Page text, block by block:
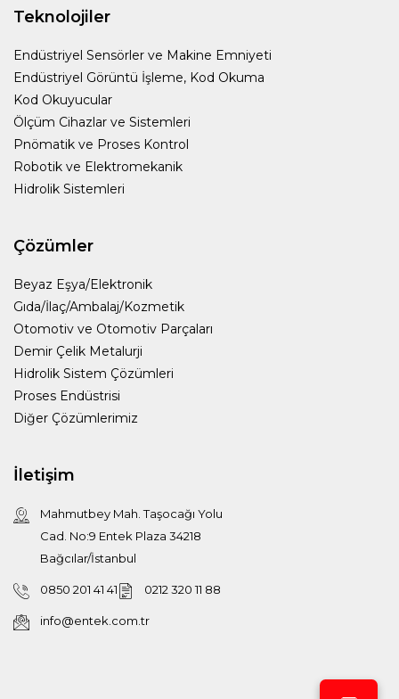
Teknolojiler
Endüstriyel Sensörler ve Makine Emniyeti
Endüstriyel Görüntü İşleme, Kod Okuma
Kod Okuyucular
Ölçüm Cihazlar ve Sistemleri
Pnömatik ve Proses Kontrol
Robotik ve Elektromekanik
Hidrolik Sistemleri
Çözümler
Beyaz Eşya/Elektronik
Gıda/İlaç/Ambalaj/Kozmetik
Otomotiv ve Otomotiv Parçaları
Demir Çelik Metalurji
Hidrolik Sistem Çözümleri
Proses Endüstrisi
Diğer Çözümlerimiz
İletişim
Mahmutbey Mah. Taşocağı Yolu
Cad. No:9 Entek Plaza 34218
Bağcılar/İstanbul
0850 201 41 41 0212 320 11 88
info@entek.com.tr